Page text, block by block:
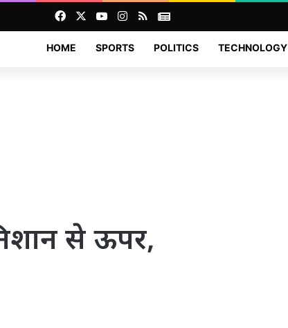
FacebookYouTubeInstagram
RSSNews
HOME SPORTS POLITICS TECHNOLOGY
से ऊपर,